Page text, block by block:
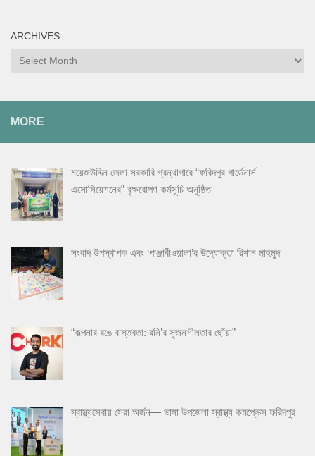
ARCHIVES
Archives
MORE
ময়েজউদ্দিন জেলা সরকারি গ্রন্থাগারে “ফরিদপুর গার্ডেনার্স
এসোসিয়েশনের” বৃক্ষরোপণ কর্মসূচি অনুষ্ঠিত
সংবাদ উপস্থাপক এবং ‘পাঞ্জাবীওয়ালা’র উদ্যোক্তা রিশান মাহমুদ
“কল্পনার রঙে বাস্তবতা: রনি’র সৃজনশীলতার ছোঁয়া”
স্বাস্থ্যসেবায় সেরা অর্জন— ভাঙ্গা উপজেলা স্বাস্থ্য কমপ্লেক্স ফরিদপুর